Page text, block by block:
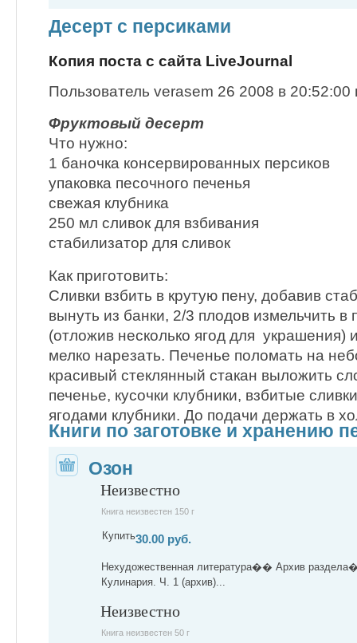
Десерт с персиками
Копия поста с сайта LiveJournal
Пользователь verasem 26 2008 в 20:52:00
Фруктовый десерт
Что нужно:
1 баночка консервированных персиков
упаковка песочного печенья
свежая клубника
250 мл сливок для взбивания
стабилизатор для сливок
Как приготовить:
Сливки взбить в крутую пену, добавив
вынуть из банки, 2/3 плодов измельчить в
(отложив несколько ягод для украшения)
мелко нарезать. Печенье поломать на
красивый стеклянный стакан выложить
печенье, кусочки клубники, взбитые
ягодами клубники. До подачи держать в
Книги по заготовке и хранению
Озон
Неизвестно
Книга неизвестен 150 г
Купить30.00 руб.
Нехудожественная литература�� Архив
Кулинария. Ч. 1 (архив)...
Неизвестно
Книга неизвестен 50 г